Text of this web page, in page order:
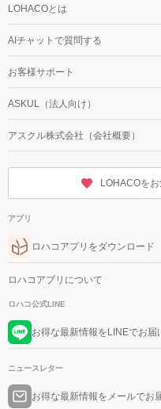
LOHACOとは
AIチャットで質問する
お客様サポート
ASKUL（法人向け）
アスクル株式会社（会社概要）
LOHACOを
アプリ
ロハコアプリをダウンロード
ロハコアプリについて
ロハコ公式LINE
お得な最新情報をLINEでお届
ニュースレター
お得な最新情報をメールでお